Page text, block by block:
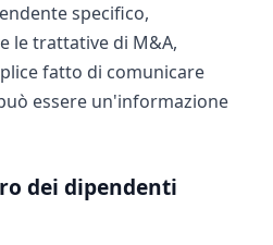
specifico,
le trattative di M&A,
fatto di comunicare
essere un'informazione
dei dipendenti